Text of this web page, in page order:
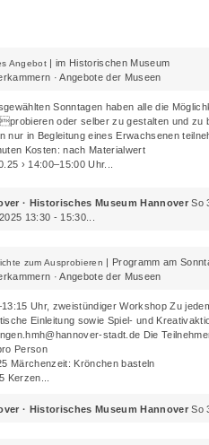
Angebot | im Historischen Museum
· Angebote der Museen
Sonntagen haben alle die
oder selber zu gestalten und zu
nur in Begleitung eines Erwachsenen
Kosten: nach Materialwert
› 14:00–15:00 Uhr...
· Historisches Museum Hannover So
13:30 - 15:30...
zum Ausprobieren | Programm am
· Angebote der Museen
Uhr, zweistündiger Workshop Zu
Einleitung sowie Spiel- und
stadt.de Die
Person
Märchenzeit: Krönchen basteln
Kerzen...
· Historisches Museum Hannover So